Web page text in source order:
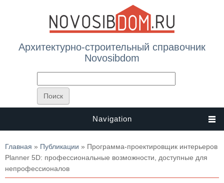
Архитектурно-строительный справочник
Novosibdom
Navigation
Вы здесь
Главная » Публикации » Программа-проектировщик интерьеров
Planner 5D: профессиональные возможности, доступные для
непрофессионалов